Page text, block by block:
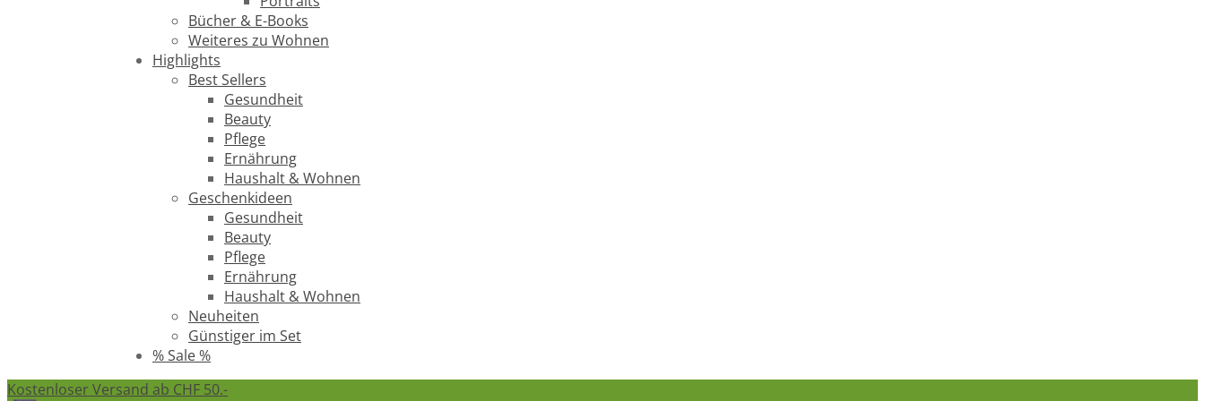
Bücher & E-Books
Weiteres zu Wohnen
Highlights
Best Sellers
Gesundheit
Beauty
Pflege
Ernährung
Haushalt & Wohnen
Geschenkideen
Gesundheit
Beauty
Pflege
Ernährung
Haushalt & Wohnen
Neuheiten
Günstiger im Set
% Sale %
Kostenloser Versand ab CHF 50.-